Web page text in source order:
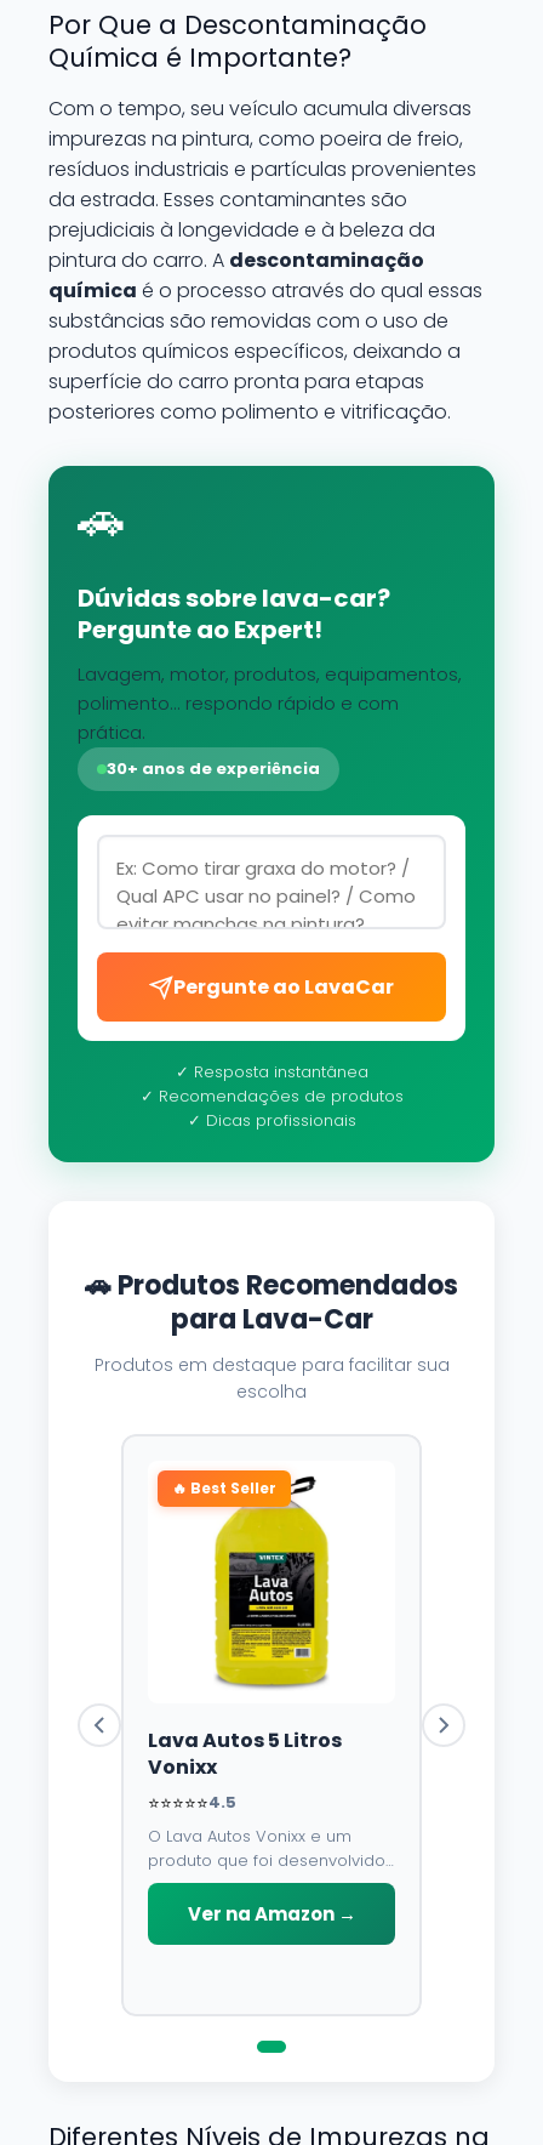
Por Que a Descontaminação
Química é Importante?
Com o tempo, seu veículo acumula diversas
impurezas na pintura, como poeira de freio,
resíduos industriais e partículas provenientes
da estrada. Esses contaminantes são
prejudiciais à longevidade e à beleza da
pintura do carro. A descontaminação
química é o processo através do qual essas
substâncias são removidas com o uso de
produtos químicos específicos, deixando a
superfície do carro pronta para etapas
posteriores como polimento e vitrificação.
🚗
Dúvidas sobre lava-car?
Pergunte ao Expert!
Lavagem, motor, produtos, equipamentos,
polimento... respondo rápido e com
prática.
30+ anos de experiência
Pergunte ao LavaCar
✓ Resposta instantânea
✓ Recomendações de produtos
✓ Dicas profissionais
🚗 Produtos Recomendados
para Lava-Car
Produtos em destaque para facilitar sua
escolha
🔥 Best Seller
Lava Autos 5 Litros
Vonixx
⭐⭐⭐⭐⭐4.5
O Lava Autos Vonixx e um
produto que foi desenvolvido
para limpar, proteger e
conservar a lataria do veiculo.
Por possuir pH neutro, pode
Ver na Amazon →
Diferentes Níveis de Impurezas na